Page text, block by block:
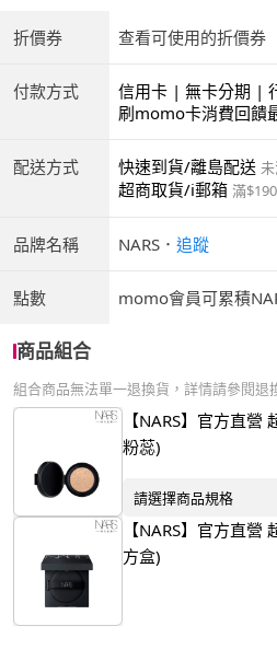
折價券 查看可使用的折價券
付款方式
信用卡 | 無卡分期 |
ATM | 銀聯卡 | 銀行
刷momo卡消費回饋
配送方式 快速到貨/離島配送
超商取貨/i郵箱 滿
品牌名稱 NARS ． 追蹤
點數 momo會員可累積
商品組合
組合商品無法單一退換貨，詳情請參閱退
【NARS】官方直
粉蕊)
請選擇商品規格
【NARS】官方直
方盒)